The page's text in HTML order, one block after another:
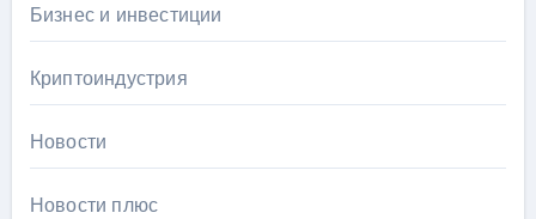
Бизнес и инвестиции
Криптоиндустрия
Новости
Новости плюс